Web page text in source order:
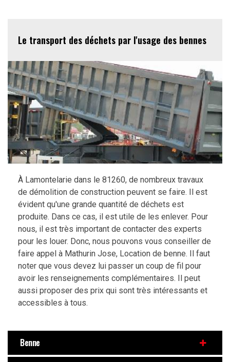
Le transport des déchets par l'usage des bennes
À Lamontelarie dans le 81260, de nombreux travaux
de démolition de construction peuvent se faire. Il est
évident qu'une grande quantité de déchets est
produite. Dans ce cas, il est utile de les enlever. Pour
nous, il est très important de contacter des experts
pour les louer. Donc, nous pouvons vous conseiller de
faire appel à Mathurin Jose, Location de benne. Il faut
noter que vous devez lui passer un coup de fil pour
avoir les renseignements complémentaires. Il peut
aussi proposer des prix qui sont très intéressants et
accessibles à tous.
Benne